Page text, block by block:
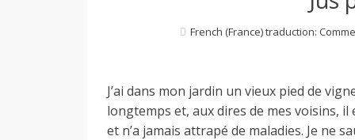
n
French (France) traduction:
J’ai dans mon jardin un vieux pied de
longtemps et, aux dires de mes voisins,
et n’a jamais attrapé de maladies. Je ne